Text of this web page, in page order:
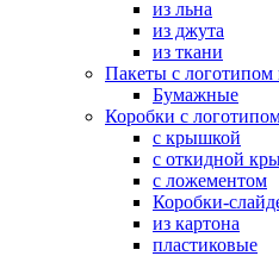
из льна
из джута
из ткани
Пакеты с логотипом
Бумажные
Коробки с
с крышкой
с откидной
с ложементом
Коробки-
из картона
пластиковые